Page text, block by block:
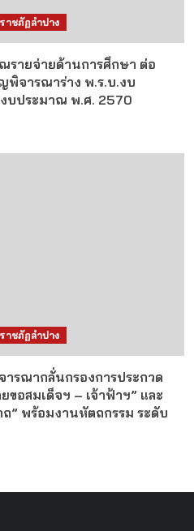
าชภัฏลำปาง
รายจ่ายด้านการศึกษา ต่อ
พิจารณาร่าง พ.ร.บ.งบ
บประมาณ พ.ศ. 2570
าชภัฏลำปาง
ารณากลั่นกรองการประกวด
ขอสมเด็จฯ – เจ้าฟ้าฯ” และ
” พร้อมงานหัตถกรรม ระดับ